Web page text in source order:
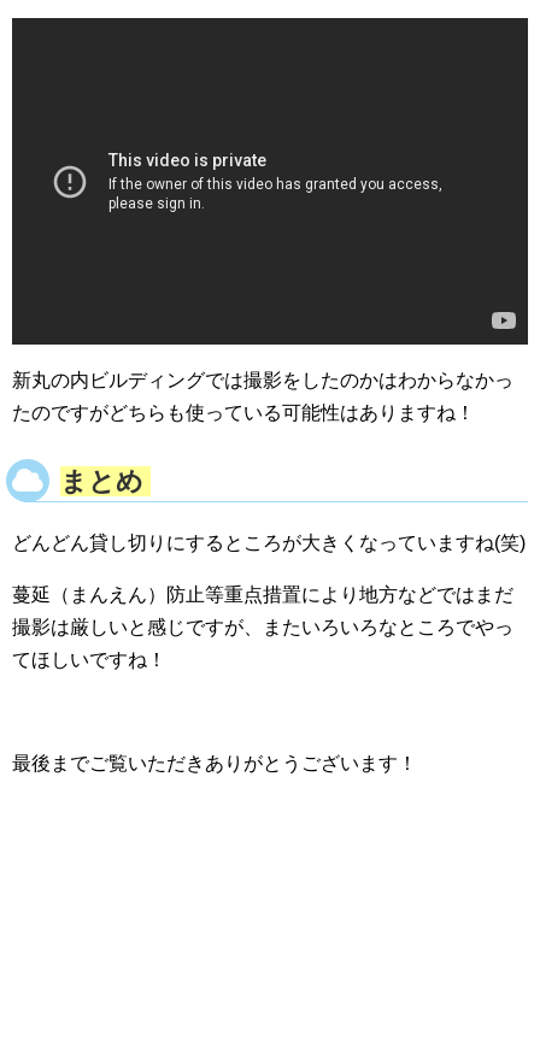
新丸の内ビルディングでは撮影をしたのかはわからなかっ
たのですがどちらも使っている可能性はありますね！
まとめ
どんどん貸し切りにするところが大きくなっていますね(笑)
蔓延（まんえん）防止等重点措置により地方などではまだ
撮影は厳しいと感じですが、またいろいろなところでやっ
てほしいですね！
最後までご覧いただきありがとうございます！